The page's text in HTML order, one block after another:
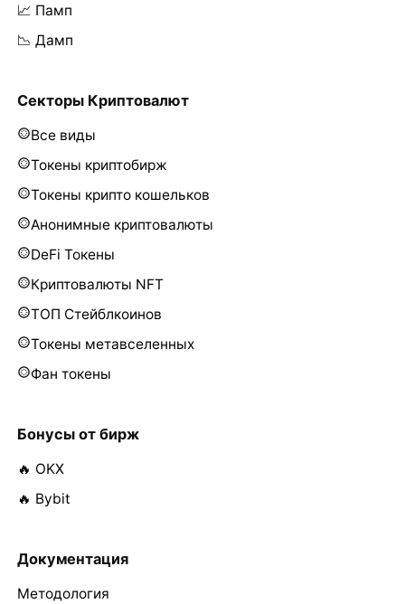
📈 Памп
📉 Дамп
Секторы Криптовалют
Все виды
Токены криптобирж
Токены крипто кошельков
Анонимные криптовалюты
DeFi Токены
Криптовалюты NFT
ТОП Стейблкоинов
Токены метавселенных
Фан токены
Бонусы от бирж
🔥 OKX
🔥 Bybit
Документация
Методология